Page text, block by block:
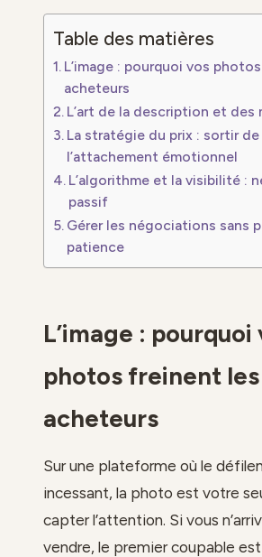
Table des matières
L’image : pourquoi vos
acheteurs
L’art de la description et des
La stratégie du prix : sortir de
l’attachement émotionnel
L’algorithme et la visibilité :
passif
Gérer les négociations sans
patience
L’image : pourquoi
photos freinent les
acheteurs
Sur une plateforme où le
incessant, la photo est votre
capter l’attention. Si vous
vendre, le premier coupable